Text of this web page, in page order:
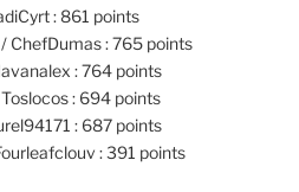
: 861 points
ChefDumas : 765 points
: 764 points
: 694 points
: 687 points
: 391 points